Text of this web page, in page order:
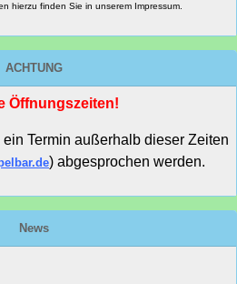
hierzu finden Sie in unserem Impressum.
ACHTUNG
Öffnungszeiten!
Termin außerhalb dieser Zeiten
) abgesprochen werden.
News